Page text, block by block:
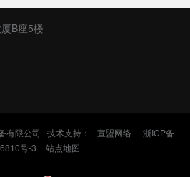
B座5楼
有限公司 技术支持： 宣盟网络
浙ICP备
号-3
站点地图